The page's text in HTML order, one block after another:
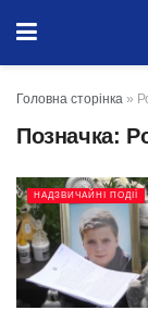
Головна сторінка »
Позначка:
НАДЗВИЧАЙНІ ПОДІЇ